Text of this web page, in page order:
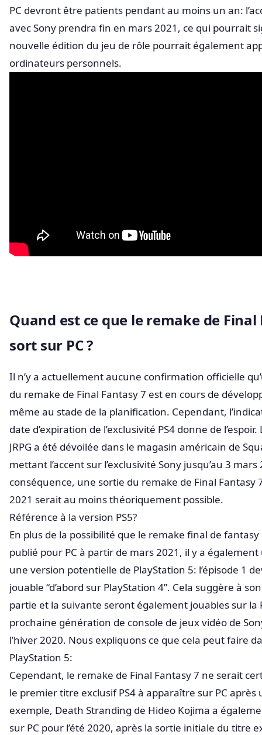
PC devront être patients pendant au moins un an:
avec Sony prendra fin en mars 2021, ce qui pourrait
nouvelle édition du jeu de rôle pourrait également
ordinateurs personnels.
Quand est ce que le remake de Final
sort sur PC ?
Il n’y a actuellement aucune confirmation officielle
du remake de Final Fantasy 7 est en cours de
même au stade de la planification. Cependant,
date d’expiration de l’exclusivité PS4 donne de
JRPG a été dévoilée dans le magasin américain de
mettant l’accent sur l’exclusivité Sony jusqu’au 3 mars
conséquence, une sortie du remake de Final Fantasy
2021 serait au moins théoriquement possible.
Référence à la version PS5?
En plus de la possibilité que le remake final de
publié pour PC à partir de mars 2021, il y a
une version potentielle de PlayStation 5: l’épisode 1
jouable “d’abord sur PlayStation 4”. Cela suggère à
partie et la suivante seront également jouables sur la
prochaine génération de console de jeux vidéo de
l’hiver 2020. Nous expliquons ce que cela peut faire
PlayStation 5:
Cependant, le remake de Final Fantasy 7 ne serait
le premier titre exclusif PS4 à apparaître sur PC après
exemple, Death Stranding de Hideo Kojima a
sur PC pour l’été 2020, après la sortie initiale du titre